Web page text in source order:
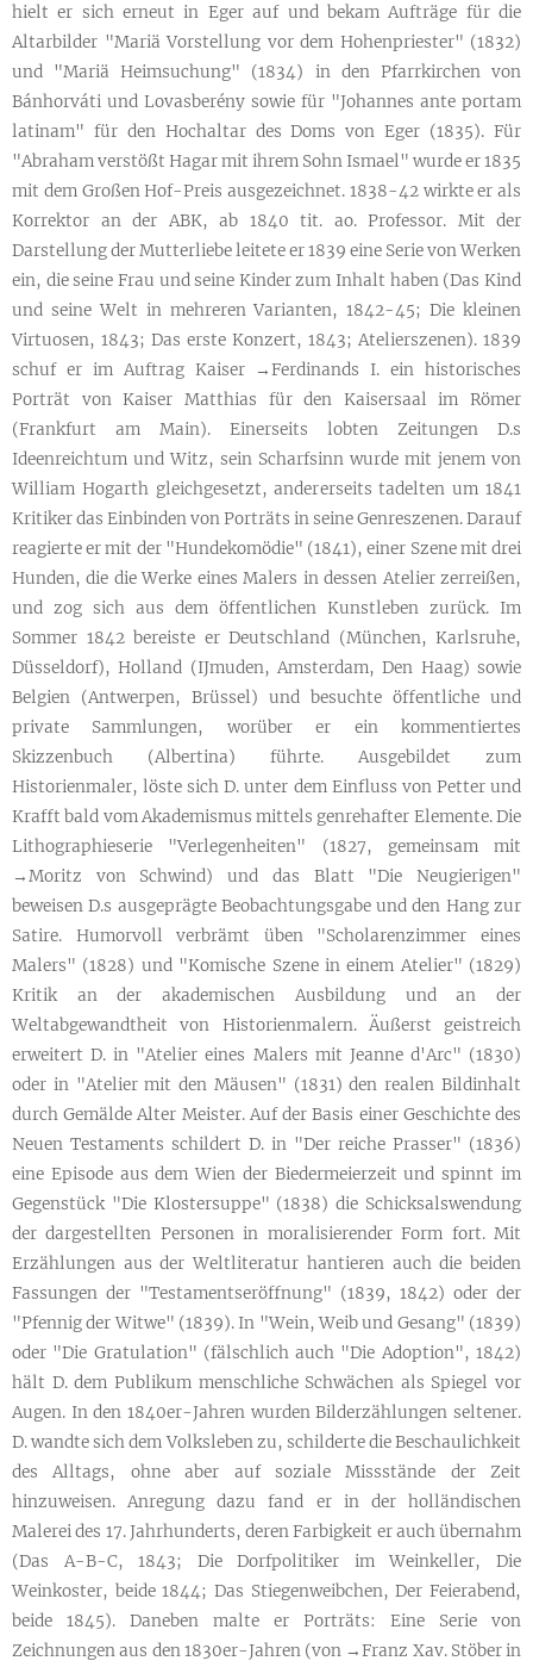
hielt er sich erneut in Eger auf und bekam Aufträge für die
Altarbilder "Mariä Vorstellung vor dem Hohenpriester" (1832)
und "Mariä Heimsuchung" (1834) in den Pfarrkirchen von
Bánhorváti und Lovasberény sowie für "Johannes ante portam
latinam" für den Hochaltar des Doms von Eger (1835). Für
"Abraham verstößt Hagar mit ihrem Sohn Ismael" wurde er 1835
mit dem Großen Hof-Preis ausgezeichnet. 1838-42 wirkte er als
Korrektor an der ABK, ab 1840 tit. ao. Professor. Mit der
Darstellung der Mutterliebe leitete er 1839 eine Serie von Werken
ein, die seine Frau und seine Kinder zum Inhalt haben (Das Kind
und seine Welt in mehreren Varianten, 1842-45; Die kleinen
Virtuosen, 1843; Das erste Konzert, 1843; Atelierszenen). 1839
schuf er im Auftrag Kaiser →Ferdinands I. ein historisches
Porträt von Kaiser Matthias für den Kaisersaal im Römer
(Frankfurt am Main). Einerseits lobten Zeitungen D.s
Ideenreichtum und Witz, sein Scharfsinn wurde mit jenem von
William Hogarth gleichgesetzt, andererseits tadelten um 1841
Kritiker das Einbinden von Porträts in seine Genreszenen. Darauf
reagierte er mit der "Hundekomödie" (1841), einer Szene mit drei
Hunden, die die Werke eines Malers in dessen Atelier zerreißen,
und zog sich aus dem öffentlichen Kunstleben zurück. Im
Sommer 1842 bereiste er Deutschland (München, Karlsruhe,
Düsseldorf), Holland (IJmuden, Amsterdam, Den Haag) sowie
Belgien (Antwerpen, Brüssel) und besuchte öffentliche und
private Sammlungen, worüber er ein kommentiertes
Skizzenbuch (Albertina) führte. Ausgebildet zum
Historienmaler, löste sich D. unter dem Einfluss von Petter und
Krafft bald vom Akademismus mittels genrehafter Elemente. Die
Lithographieserie "Verlegenheiten" (1827, gemeinsam mit
→Moritz von Schwind) und das Blatt "Die Neugierigen"
beweisen D.s ausgeprägte Beobachtungsgabe und den Hang zur
Satire. Humorvoll verbrämt üben "Scholarenzimmer eines
Malers" (1828) und "Komische Szene in einem Atelier" (1829)
Kritik an der akademischen Ausbildung und an der
Weltabgewandtheit von Historienmalern. Äußerst geistreich
erweitert D. in "Atelier eines Malers mit Jeanne d'Arc" (1830)
oder in "Atelier mit den Mäusen" (1831) den realen Bildinhalt
durch Gemälde Alter Meister. Auf der Basis einer Geschichte des
Neuen Testaments schildert D. in "Der reiche Prasser" (1836)
eine Episode aus dem Wien der Biedermeierzeit und spinnt im
Gegenstück "Die Klostersuppe" (1838) die Schicksalswendung
der dargestellten Personen in moralisierender Form fort. Mit
Erzählungen aus der Weltliteratur hantieren auch die beiden
Fassungen der "Testamentseröffnung" (1839, 1842) oder der
"Pfennig der Witwe" (1839). In "Wein, Weib und Gesang" (1839)
oder "Die Gratulation" (fälschlich auch "Die Adoption", 1842)
hält D. dem Publikum menschliche Schwächen als Spiegel vor
Augen. In den 1840er-Jahren wurden Bilderzählungen seltener.
D. wandte sich dem Volksleben zu, schilderte die Beschaulichkeit
des Alltags, ohne aber auf soziale Missstände der Zeit
hinzuweisen. Anregung dazu fand er in der holländischen
Malerei des 17. Jahrhunderts, deren Farbigkeit er auch übernahm
(Das A-B-C, 1843; Die Dorfpolitiker im Weinkeller, Die
Weinkoster, beide 1844; Das Stiegenweibchen, Der Feierabend,
beide 1845). Daneben malte er Porträts: Eine Serie von
Zeichnungen aus den 1830er-Jahren (von →Franz Xav. Stöber in